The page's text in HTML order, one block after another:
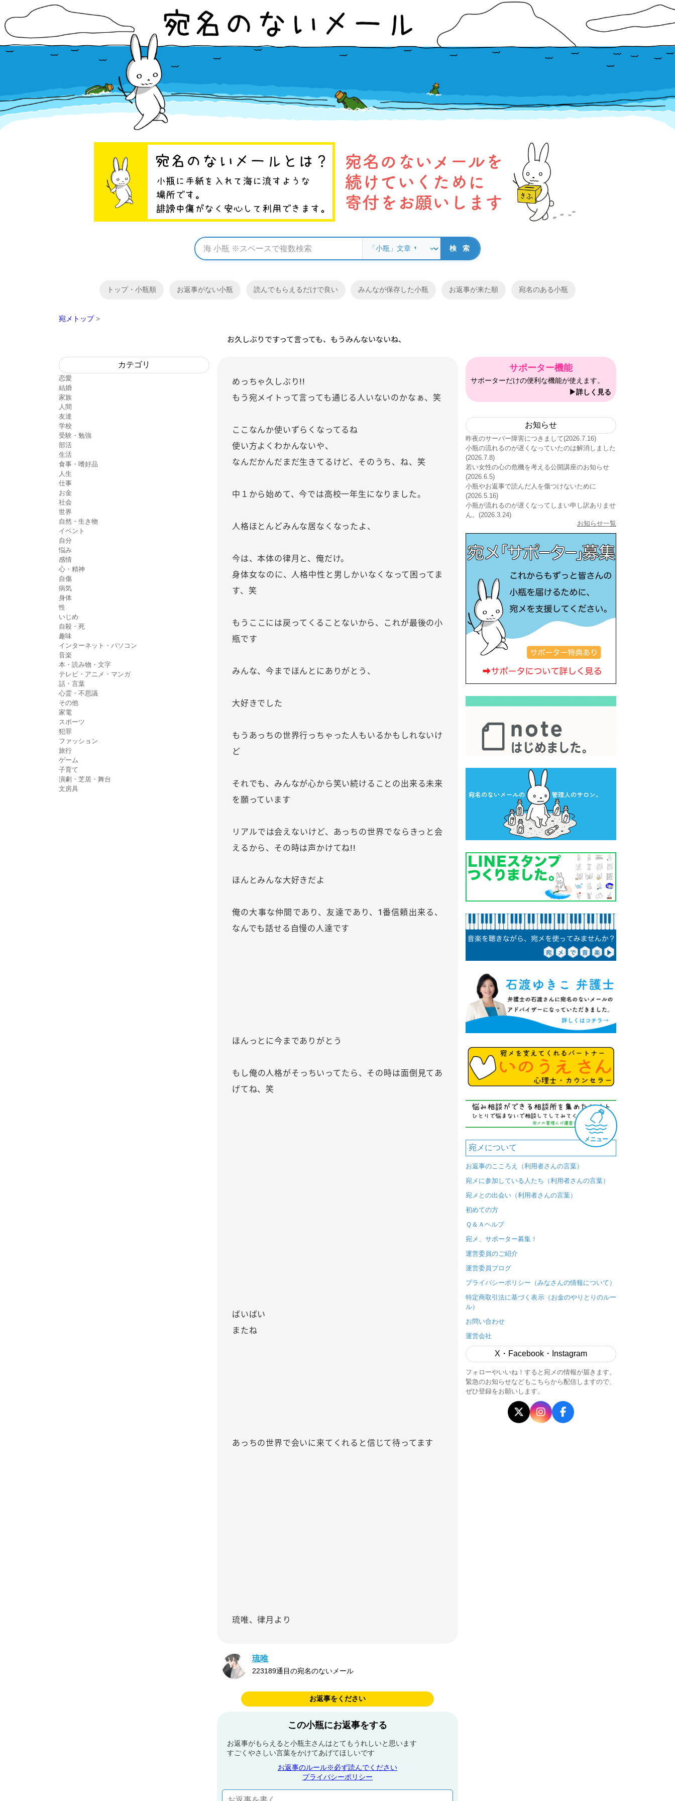
メニュー
トップ・小瓶順 お返事がない小瓶 読んでもらえるだけで良い みんなが保存した小瓶 お返事が来た順 宛名のある小瓶
宛メトップ >
お久しぶりですって言っても、もうみんないないね、
カテゴリ
恋愛
結婚
家族
人間
友達
学校
受験・勉強
部活
生活
食事・嗜好品
人生
仕事
お金
社会
世界
自然・生き物
イベント
自分
悩み
感情
心・精神
自傷
病気
身体
性
いじめ
自殺・死
趣味
インターネット・パソコン
音楽
本・読み物・文字
テレビ・アニメ・マンガ
話・言葉
心霊・不思議
その他
家電
スポーツ
犯罪
ファッション
旅行
ゲーム
子育て
演劇・芝居・舞台
文房具
めっちゃ久しぶり!!
もう宛メイトって言っても通じる人いないのかなぁ、笑
ここなんか使いずらくなってるね
使い方よくわかんないや、
なんだかんだまだ生きてるけど、そのうち、ね、笑
中１から始めて、今では高校一年生になりました。
人格ほとんどみんな居なくなったよ、
今は、本体の律月と、俺だけ。
身体女なのに、人格中性と男しかいなくなって困ってま
す、笑
もうここには戻ってくることないから、これが最後の小
瓶です
みんな、今までほんとにありがとう、
大好きでした
もうあっちの世界行っちゃった人もいるかもしれないけ
ど
それでも、みんなが心から笑い続けることの出来る未来
を願っています
リアルでは会えないけど、あっちの世界でならきっと会
えるから、その時は声かけてね!!
ほんとみんな大好きだよ
俺の大事な仲間であり、友達であり、1番信頼出来る、
なんでも話せる自慢の人達です
ほんっとに今までありがとう
もし俺の人格がそっちいってたら、その時は面倒見てあ
げてね、笑
ばいばい
またね
あっちの世界で会いに来てくれると信じて待ってます
琉唯、律月より
琉唯
223189通目の宛名のないメール
お返事をください
この小瓶にお返事をする
お返事がもらえると小瓶主さんはとてもうれしいと思います
すごくやさしい言葉をかけてあげてほしいです
お返事のルール※必ず読んでください
プライバシーポリシー
サポーター機能
サポーターだけの便利な機能が使えます。
▶詳しく見る
お知らせ
昨夜のサーバー障害につきまして(2026.7.16)
小瓶の流れるのが遅くなっていたのは解消しました
(2026.7.8)
若い女性の心の危機を考える公開講座のお知らせ
(2026.6.5)
小瓶やお返事で読んだ人を傷つけないために
(2026.5.16)
小瓶が流れるのが遅くなってしまい申し訳ありませ
ん。(2026.3.24)
お知らせ一覧
宛メについて
お返事のこころえ（利用者さんの言葉）
宛メに参加している人たち（利用者さんの言葉）
宛メとの出会い（利用者さんの言葉）
初めての方
Ｑ＆Ａヘルプ
宛メ、サポーター募集！
運営委員のご紹介
運営委員ブログ
プライバシーポリシー（みなさんの情報について）
特定商取引法に基づく表示（お金のやりとりのルー
ル）
お問い合わせ
運営会社
X・Facebook・Instagram
フォローやいいね！すると宛メの情報が届きます。
緊急のお知らせなどもこちらから配信しますので、
ぜひ登録をお願いします。